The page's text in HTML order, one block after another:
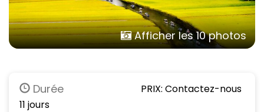
Afficher les 10 photos
Durée
11 jours
PRIX: Contactez-nous